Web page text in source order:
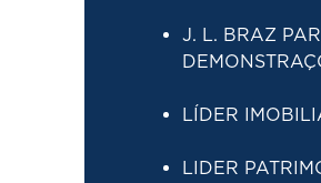
J. L. BRAZ
LÍDER
LIDER